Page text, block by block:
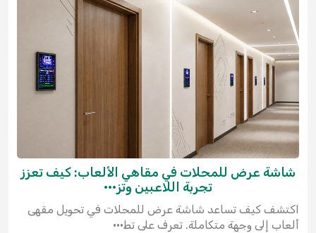
شاشة عرض للمحلات في مقاهي الألعاب: كيف تعزز
تجربة اللاعبين وتز···
اكتشف كيف تساعد شاشة عرض للمحلات في تحويل مقهى
ألعاب إلى وجهة متكاملة. تعرف على تط···